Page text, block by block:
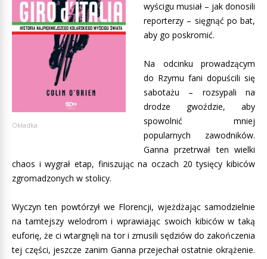
Okładka
wyścigu musiał – jak donosili
reporterzy – sięgnąć po bat,
aby go poskromić.
Na odcinku prowadzącym
do Rzymu fani dopuścili się
sabotażu – rozsypali na
drodze gwoździe, aby
spowolnić mniej
popularnych zawodników.
Ganna przetrwał ten wielki
chaos i wygrał etap, finiszując na oczach 20 tysięcy kibiców
zgromadzonych w stolicy.
Wyczyn ten powtórzył we Florencji, wjeżdżając samodzielnie
na tamtejszy welodrom i wprawiając swoich kibiców w taką
euforię, że ci wtargnęli na tor i zmusili sędziów do zakończenia
tej części, jeszcze zanim Ganna przejechał ostatnie okrążenie.